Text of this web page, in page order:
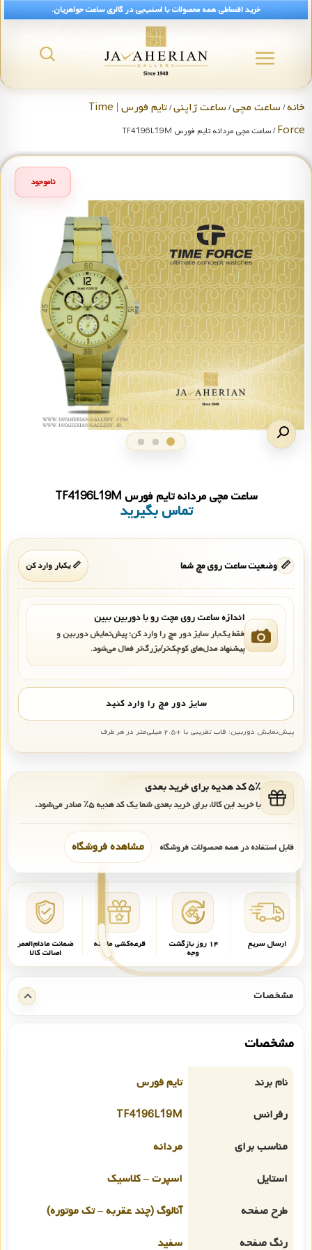
خرید اقساطی همه محصولات با اسنپ‌پی در گالری ساعت جواهریان.
خانه/ساعت مچی/ساعت ژاپنی/
تایم فورس | Time
Force/ ساعت مچی مردانه تایم فورس TF4196L19M
ناموجود
ساعت مچی مردانه تایم فورس TF4196L19M
تماس بگیرید
📏 وضعیت ساعت روی مچ شما 📏 یکبار وارد کن
اندازه ساعت روی مچت رو با دوربین ببین
فقط یک‌بار سایز دور مچ را وارد کن؛ پیش‌نمایش دوربین و
پیشنهاد مدل‌های کوچک‌تر/بزرگ‌تر فعال می‌شود.
سایز دور مچ را وارد کنید
پیش‌نمایش دوربین: قاب تقریبی با +۲.۵ میلی‌متر در هر طرف
۵٪ کد هدیه برای خرید بعدی
با خرید این کالا، برای خرید بعدی شما یک کد هدیه۵٪ صادر می‌شود.
قابل استفاده در همه محصولات فروشگاه مشاهده فروشگاه
ارسال سریع ۱۴ روز بازگشت
وجه
قرعه‌کشی ماهانه ضمانت مادام‌العمر
اصالت کالا
مشخصات
مشخصات
نام برند
تایم فورس
رفرانس
TF4196L19M
مناسب برای
مردانه
استایل
اسپرت – کلاسیک
طرح صفحه
آنالوگ (چند عقربه – تک موتوره)
رنگ صفحه
سفید